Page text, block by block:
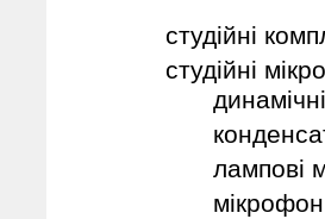
студійні
студійні
лампові